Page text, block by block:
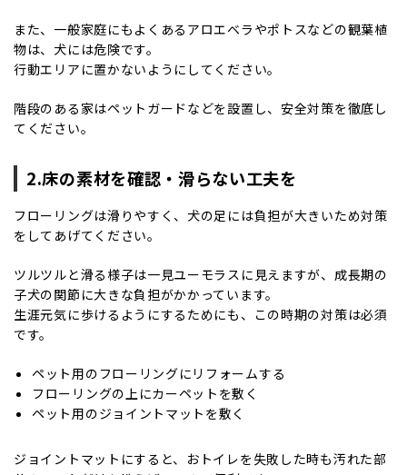
また、一般家庭にもよくあるアロエベラやポトスなどの観葉植
物は、犬には危険です。
行動エリアに置かないようにしてください。
階段のある家はペットガードなどを設置し、安全対策を徹底し
てください。
2.床の素材を確認・滑らない工夫を
フローリングは滑りやすく、犬の足には負担が大きいため対策
をしてあげてください。
ツルツルと滑る様子は一見ユーモラスに見えますが、成長期の
子犬の関節に大きな負担がかかっています。
生涯元気に歩けるようにするためにも、この時期の対策は必須
です。
ペット用のフローリングにリフォームする
フローリングの上にカーペットを敷く
ペット用のジョイントマットを敷く
ジョイントマットにすると、おトイレを失敗した時も汚れた部